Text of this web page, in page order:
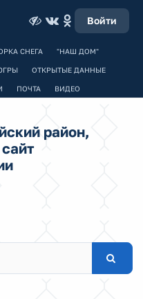
Войти
СНЕГА "НАШ ДОМ"
ОТКРЫТЫЕ ДАННЫЕ
ПОЧТА ВИДЕО
район,